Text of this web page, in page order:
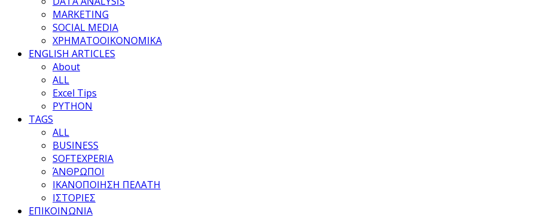
MARKETING
SOCIAL MEDIA
ΧΡΗΜΑΤΟΟΙΚΟΝΟΜΙΚΑ
ENGLISH ARTICLES
About
ALL
Excel Tips
PYTHON
TAGS
ALL
BUSINESS
SOFTEXPERIA
ΆΝΘΡΩΠΟΙ
ΙΚΑΝΟΠΟΙΗΣΗ ΠΕΛΑΤΗ
ΙΣΤΟΡΙΕΣ
ΕΠΙΚΟΙΝΩΝΙΑ